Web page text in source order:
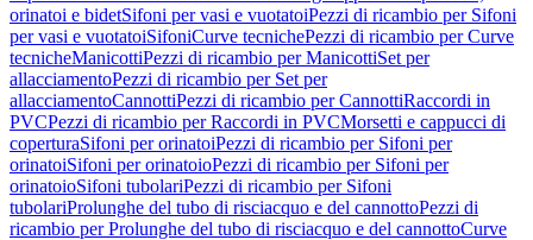
orinatoi e bidetSifoni per vasi e vuotatoiPezzi di ricambio per Sifoni
per vasi e vuotatoiSifoniCurve tecnichePezzi di ricambio per Curve
tecnicheManicottiPezzi di ricambio per ManicottiSet per
allacciamentoPezzi di ricambio per Set per
allacciamentoCannottiPezzi di ricambio per CannottiRaccordi in
PVCPezzi di ricambio per Raccordi in PVCMorsetti e cappucci di
coperturaSifoni per orinatoiPezzi di ricambio per Sifoni per
orinatoiSifoni per orinatoioPezzi di ricambio per Sifoni per
orinatoioSifoni tubolariPezzi di ricambio per Sifoni
tubolariProlunghe del tubo di risciacquo e del cannottoPezzi di
ricambio per Prolunghe del tubo di risciacquo e del cannottoCurve